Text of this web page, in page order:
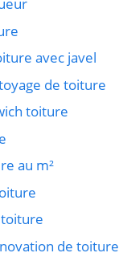
avec javel
de toiture
toiture
au m²
de toiture